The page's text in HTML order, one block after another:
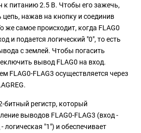
к питанию 2.5 В. Чтобы его зажечь,
нажав на кнопку и соединив
же самое происходит, когда FLAG0
и подается логический "0", то есть
с землей. Чтобы погасить
вывод FLAG0 на вход.
FLAG0-FLAG3 осуществляется через
битный регистр, который
выводов FLAG0-FLAG3 (вход -
логическая "1") и обеспечивает